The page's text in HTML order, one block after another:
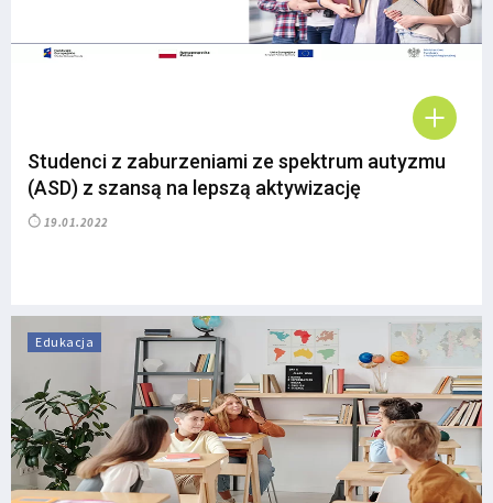
Studenci z zaburzeniami ze spektrum autyzmu
(ASD) z szansą na lepszą aktywizację
19.01.2022
Edukacja